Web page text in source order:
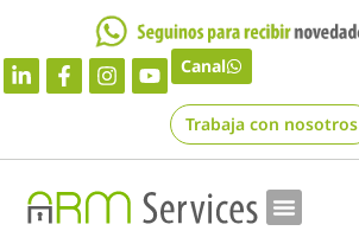
Canal
Trabaja con nosotros